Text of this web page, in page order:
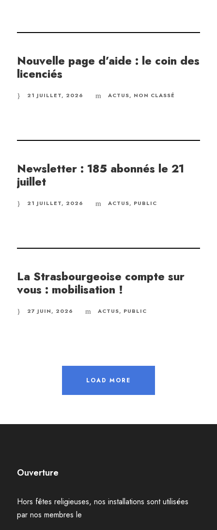
Nouvelle page d’aide : le coin des
licenciés
21 JUILLET, 2026 ACTUS, NON CLASSÉ
Newsletter : 185 abonnés le 21
juillet
21 JUILLET, 2026 ACTUS, PUBLIC
La Strasbourgeoise compte sur
vous : mobilisation !
27 JUIN, 2026 ACTUS, PUBLIC
LOAD MORE
Ouverture
Hors fêtes religieuses, nos installations sont utilisées
par nos membres le